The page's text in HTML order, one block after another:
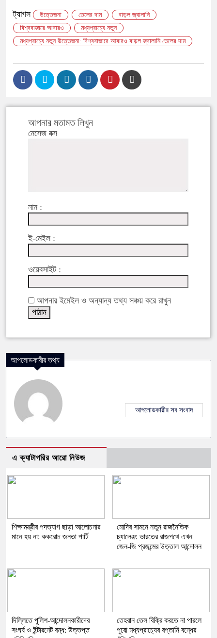
ট্যাগস উত্তেজনা তেলের দাম
বাড়ল জ্বালানি
বিশ্ববাজারে আবারও
মধ্যপ্রাচ্যে নতুন
মধ্যপ্রাচ্যে নতুন উত্তেজনা: বিশ্ববাজারে আবারও বাড়ল জ্বালানি তেলের দাম
আপনার মতামত লিখুন
মেসেজ বক্স
নাম :
ই-মেইল :
ওয়েবসাইট :
আপনার ইমেইল ও অন্যান্য তথ্য সঞ্চয় করে রাখুন
আপলোডকারীর তথ্য
আপলোডকারীর সব সংবাদ
এ ক্যাটাগরির আরো নিউজ
শিক্ষামন্ত্রীর পদত্যাগ ছাড়া আলোচনার
মানে হয় না: ককরোচ জনতা পার্টি
মোদির সামনে নতুন রাজনৈতিক
চ্যালেঞ্জ: ভারতের রাজপথে এখন
জেন-জি প্রজন্মের উত্তাল আন্দোলন
দিল্লিতে পুলিশ-আন্দোলনকারীদের
সংঘর্ষ ও ইন্টারনেট বন্ধ: উত্তপ্ত
তেহরান তেল বিক্রি করতে না পারলে
পুরো মধ্যপ্রাচ্যের রপ্তানি বন্ধের